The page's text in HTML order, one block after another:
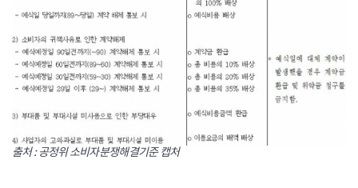
출처 : 공정위 소비자분쟁해결기준 캡처